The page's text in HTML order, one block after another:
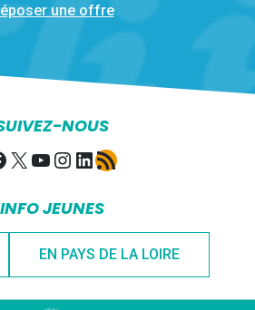
une offre
NOUS
X YouTube
Instagram
LinkedIn
Flux RSS
INFO JEUNES
EN PAYS DE LA LOIRE